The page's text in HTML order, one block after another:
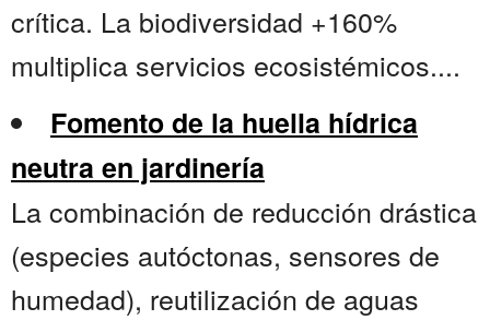
crítica. La biodiversidad +160%
multiplica servicios ecosistémicos....
Fomento de la huella hídrica
neutra en jardinería
La combinación de reducción drástica
(especies autóctonas, sensores de
humedad), reutilización de aguas